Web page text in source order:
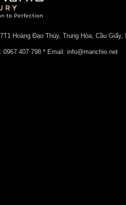
Hoàng Đạo Thúy, Trung Hòa, Cầu Giấy,
0967 407 798 * Email: info@manchio.net